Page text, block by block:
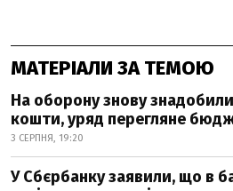
МАТЕРІАЛИ ЗА ТЕМОЮ
На оборону знову
кошти, уряд перегляне
3 СЕРПНЯ, 19:20
У Сбєрбанку заявили, що в